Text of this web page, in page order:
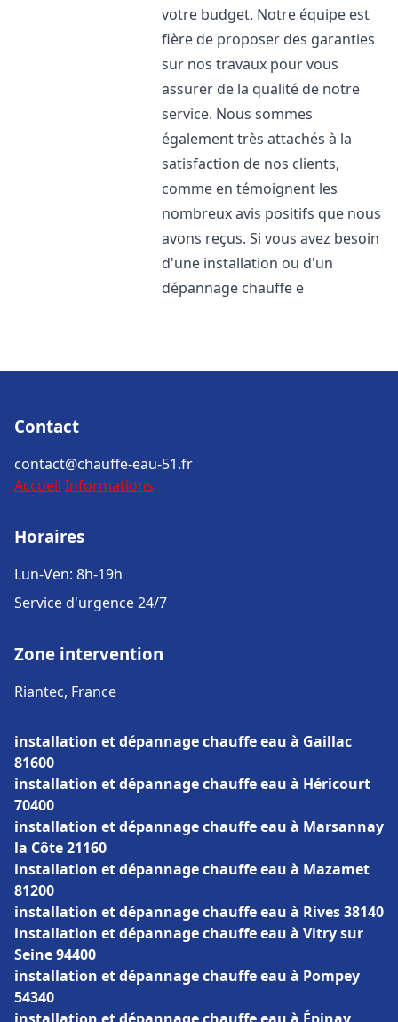
votre budget. Notre équipe est
fière de proposer des garanties
sur nos travaux pour vous
assurer de la qualité de notre
service. Nous sommes
également très attachés à la
satisfaction de nos clients,
comme en témoignent les
nombreux avis positifs que nous
avons reçus. Si vous avez besoin
d'une installation ou d'un
dépannage chauffe e
Contact
contact@chauffe-eau-51.fr
Accueil Informations
Horaires
Lun-Ven: 8h-19h
Service d'urgence 24/7
Zone intervention
Riantec, France
installation et dépannage chauffe eau à Gaillac
81600
installation et dépannage chauffe eau à Héricourt
70400
installation et dépannage chauffe eau à Marsannay
la Côte 21160
installation et dépannage chauffe eau à Mazamet
81200
installation et dépannage chauffe eau à Rives 38140
installation et dépannage chauffe eau à Vitry sur
Seine 94400
installation et dépannage chauffe eau à Pompey
54340